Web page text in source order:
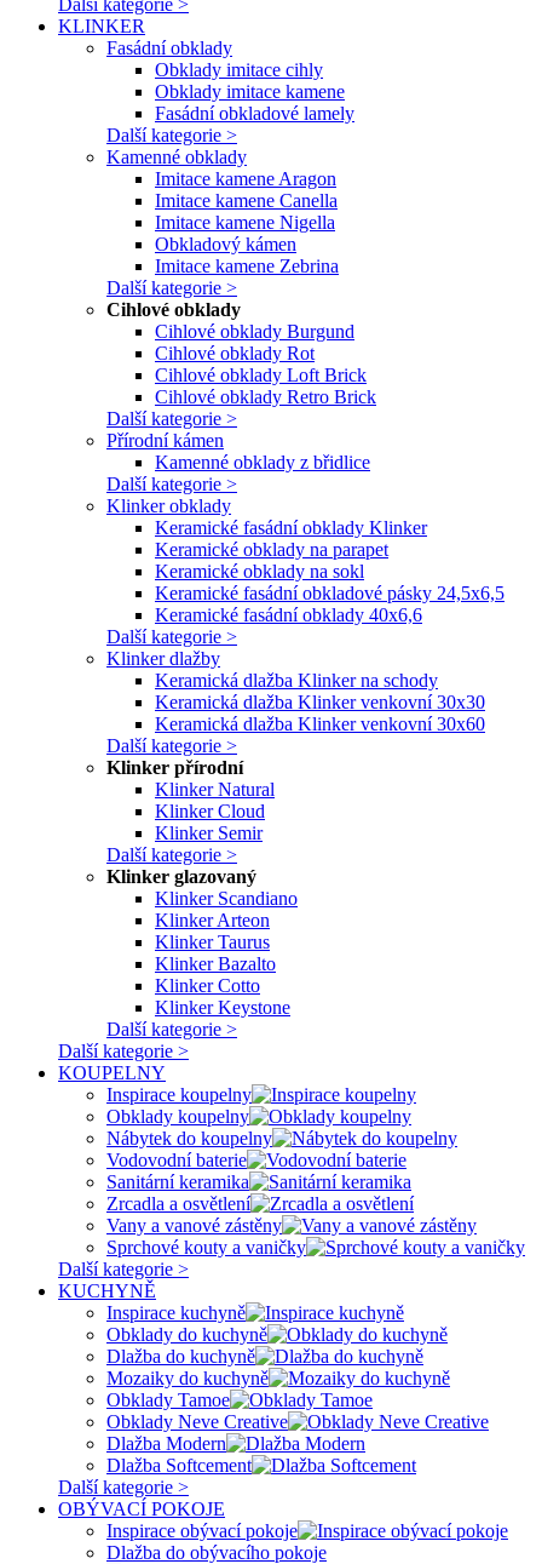
Další kategorie >
KLINKER
Fasádní obklady
Obklady imitace cihly
Obklady imitace kamene
Fasádní obkladové lamely
Další kategorie >
Kamenné obklady
Imitace kamene Aragon
Imitace kamene Canella
Imitace kamene Nigella
Obkladový kámen
Imitace kamene Zebrina
Další kategorie >
Cihlové obklady
Cihlové obklady Burgund
Cihlové obklady Rot
Cihlové obklady Loft Brick
Cihlové obklady Retro Brick
Další kategorie >
Přírodní kámen
Kamenné obklady z břidlice
Další kategorie >
Klinker obklady
Keramické fasádní obklady Klinker
Keramické obklady na parapet
Keramické obklady na sokl
Keramické fasádní obkladové pásky 24,5x6,5
Keramické fasádní obklady 40x6,6
Další kategorie >
Klinker dlažby
Keramická dlažba Klinker na schody
Keramická dlažba Klinker venkovní 30x30
Keramická dlažba Klinker venkovní 30x60
Další kategorie >
Klinker přírodní
Klinker Natural
Klinker Cloud
Klinker Semir
Další kategorie >
Klinker glazovaný
Klinker Scandiano
Klinker Arteon
Klinker Taurus
Klinker Bazalto
Klinker Cotto
Klinker Keystone
Další kategorie >
Další kategorie >
KOUPELNY
Inspirace koupelny
Obklady koupelny
Nábytek do koupelny
Vodovodní baterie
Sanitární keramika
Zrcadla a osvětlení
Vany a vanové zástěny
Sprchové kouty a vaničky
Další kategorie >
KUCHYNĚ
Inspirace kuchyně
Obklady do kuchyně
Dlažba do kuchyně
Mozaiky do kuchyně
Obklady Tamoe
Obklady Neve Creative
Dlažba Modern
Dlažba Softcement
Další kategorie >
OBÝVACÍ POKOJE
Inspirace obývací pokoje
Dlažba do obývacího pokoje